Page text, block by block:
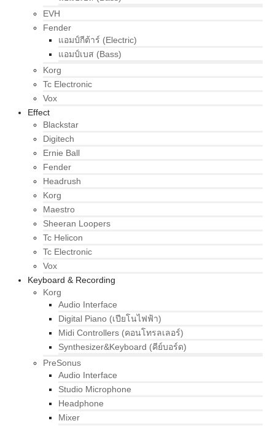
EVH
Fender
แอมป์กีต้าร์ (Electric)
แอมป์เบส (Bass)
Korg
Tc Electronic
Vox
Effect
Blackstar
Digitech
Ernie Ball
Fender
Headrush
Korg
Maestro
Sheeran Loopers
Tc Helicon
Tc Electronic
Vox
Keyboard & Recording
Korg
Audio Interface
Digital Piano (เปียโนไฟฟ้า)
Midi Controllers (คอนโทรลเลอร์)
Synthesizer&Keyboard (คีย์บอร์ด)
PreSonus
Audio Interface
Studio Microphone
Headphone
Mixer